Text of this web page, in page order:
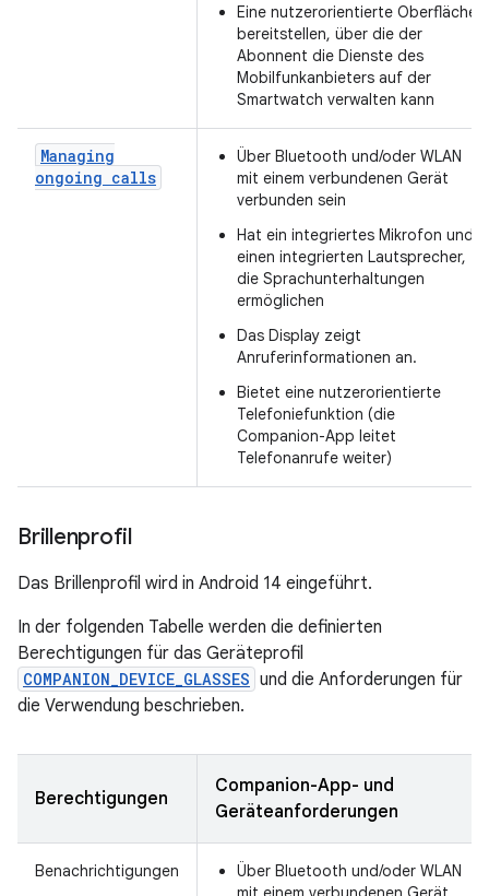
Eine nutzerorientierte Oberfläche
bereitstellen, über die der
Abonnent die Dienste des
Mobilfunkanbieters auf der
Smartwatch verwalten kann
Managing
ongoing calls
Über Bluetooth und/oder WLAN
mit einem verbundenen Gerät
verbunden sein
Hat ein integriertes Mikrofon und
einen integrierten Lautsprecher,
die Sprachunterhaltungen
ermöglichen
Das Display zeigt
Anruferinformationen an.
Bietet eine nutzerorientierte
Telefoniefunktion (die
Companion-App leitet
Telefonanrufe weiter)
Brillenprofil
Das Brillenprofil wird in Android 14 eingeführt.
In der folgenden Tabelle werden die definierten
Berechtigungen für das Geräteprofil
COMPANION_DEVICE_GLASSES und die Anforderungen für
die Verwendung beschrieben.
Berechtigungen
Companion-App- und
Geräteanforderungen
Benachrichtigungen
Über Bluetooth und/oder WLAN